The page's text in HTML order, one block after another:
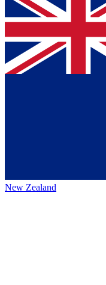
New Zealand